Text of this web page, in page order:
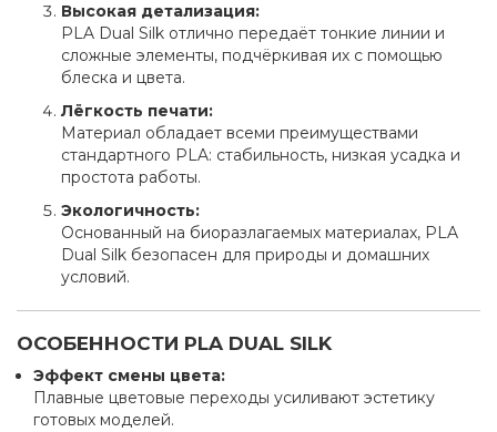
Высокая детализация:
PLA Dual Silk отлично передаёт тонкие линии и
сложные элементы, подчёркивая их с помощью
блеска и цвета.
Лёгкость печати:
Материал обладает всеми преимуществами
стандартного PLA: стабильность, низкая усадка и
простота работы.
Экологичность:
Основанный на биоразлагаемых материалах, PLA
Dual Silk безопасен для природы и домашних
условий.
ОСОБЕННОСТИ PLA DUAL SILK
Эффект смены цвета:
Плавные цветовые переходы усиливают эстетику
готовых моделей.